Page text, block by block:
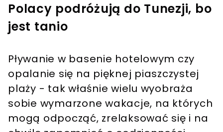
Polacy podróżują do Tunezji, bo
jest tanio
Pływanie w basenie hotelowym czy
opalanie się na pięknej piaszczystej
plaży - tak właśnie wielu wyobraża
sobie wymarzone wakacje, na których
mogą odpocząć, zrelaksować się i na